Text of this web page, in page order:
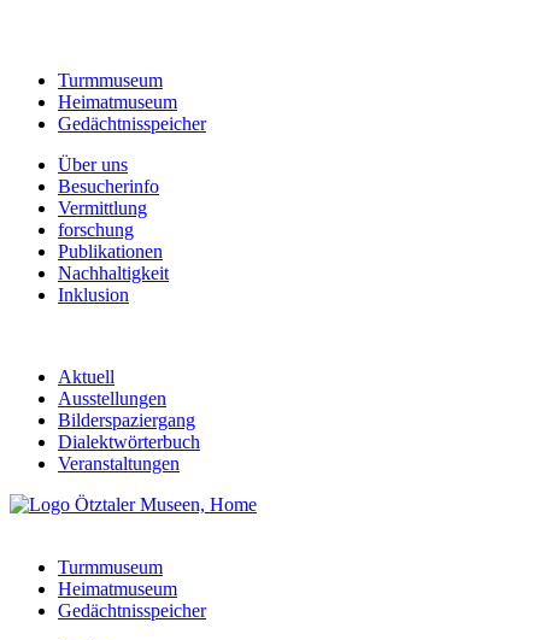
Turmmuseum
Heimatmuseum
Gedächtnisspeicher
Über uns
Besucherinfo
Vermittlung
forschung
Publikationen
Nachhaltigkeit
Inklusion
Aktuell
Ausstellungen
Bilderspaziergang
Dialektwörterbuch
Veranstaltungen
Turmmuseum
Heimatmuseum
Gedächtnisspeicher